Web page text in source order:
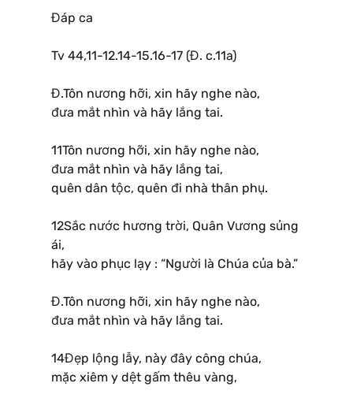
Đáp ca
Tv 44,11-12.14-15.16-17 (Đ. c.11a)
Đ.Tôn nương hỡi, xin hãy nghe nào,
đưa mắt nhìn và hãy lắng tai.
11Tôn nương hỡi, xin hãy nghe nào,
đưa mắt nhìn và hãy lắng tai,
quên dân tộc, quên đi nhà thân phụ.
12Sắc nước hương trời, Quân Vương sủng
ái,
hãy vào phục lạy : “Người là Chúa của bà.”
Đ.Tôn nương hỡi, xin hãy nghe nào,
đưa mắt nhìn và hãy lắng tai.
14Đẹp lộng lẫy, này đây công chúa,
mặc xiêm y dệt gấm thêu vàng,